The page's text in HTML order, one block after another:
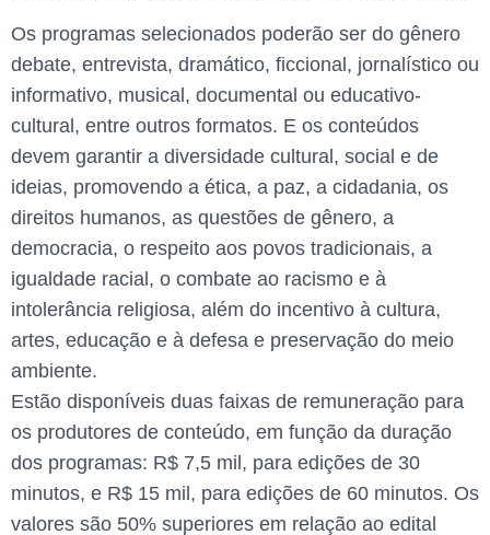
Os programas selecionados poderão ser do gênero
debate, entrevista, dramático, ficcional, jornalístico ou
informativo, musical, documental ou educativo-
cultural, entre outros formatos. E os conteúdos
devem garantir a diversidade cultural, social e de
ideias, promovendo a ética, a paz, a cidadania, os
direitos humanos, as questões de gênero, a
democracia, o respeito aos povos tradicionais, a
igualdade racial, o combate ao racismo e à
intolerância religiosa, além do incentivo à cultura,
artes, educação e à defesa e preservação do meio
ambiente.
Estão disponíveis duas faixas de remuneração para
os produtores de conteúdo, em função da duração
dos programas: R$ 7,5 mil, para edições de 30
minutos, e R$ 15 mil, para edições de 60 minutos. Os
valores são 50% superiores em relação ao edital